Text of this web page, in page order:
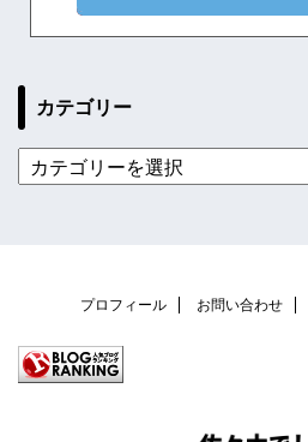
カテゴリー
プロフィール お問い合わせ